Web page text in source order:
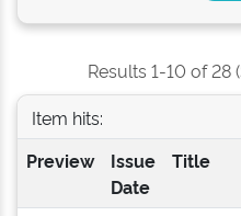
Results 1-10 of 28
Item hits:
Preview
Issue
Date
Title